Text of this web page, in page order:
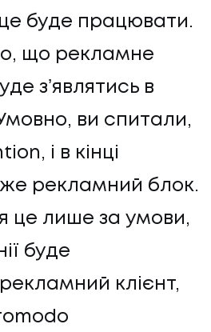
це буде працювати.
що рекламне
зʼявлятись в
Умовно, ви спитали,
і в кінці
рекламний блок.
це лише за умови,
буде
клієнт,